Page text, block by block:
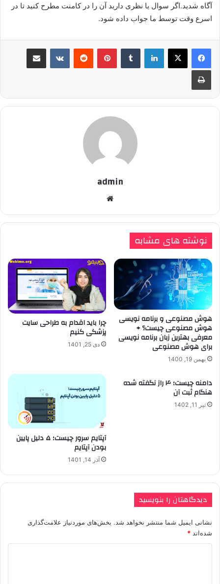
آگاه شدید.اگر سوال یا نظری دارید آن را در کامنت مطرح کنید تا در
اسرع وقت توسط ما جواب داده شود.
لینکدین ‫تامبلر پینترست‫رددیت ‫VKontakteاشتراک گذاری از طریق ایمیل
چاپ
admin
نوشته های مشابه
هوش مصنوعی و برنامه نویسی
هوش مصنوعی چیست؟ +
معرفی بهترین زبان برنامه نویسی
برای هوش مصنوعی
بهمن 19, 1400
چرا باید اقدام به طراحی سایت
پزشکی کنیم
دی 25, 1401
دامنه چیست؛ ۴ راز نگفته شده
هنگام ثبت آن
تیر 11, 1402
آپتایم سرور چیست؛ ۵ دلیل پایین
بودن آپتایم
آذر 14, 1401
دیدگاهتان را بنویسید
نشانی ایمیل شما منتشر نخواهد شد. بخش‌های موردنیاز علامت‌گذاری
شده‌اند *